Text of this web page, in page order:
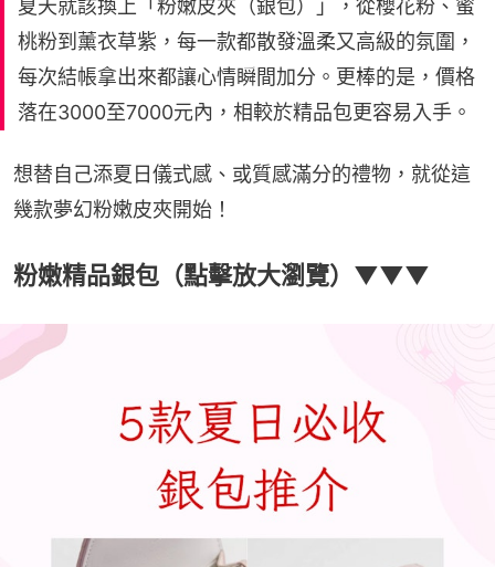
夏天就該換上「粉嫩皮夾（銀包）」，從櫻花粉、蜜
桃粉到薰衣草紫，每一款都散發溫柔又高級的氛圍，
每次結帳拿出來都讓心情瞬間加分。更棒的是，價格
落在3000至7000元內，相較於精品包更容易入手。
想替自己添夏日儀式感、或質感滿分的禮物，就從這
幾款夢幻粉嫩皮夾開始！
粉嫩精品銀包（點擊放大瀏覽）▼▼▼